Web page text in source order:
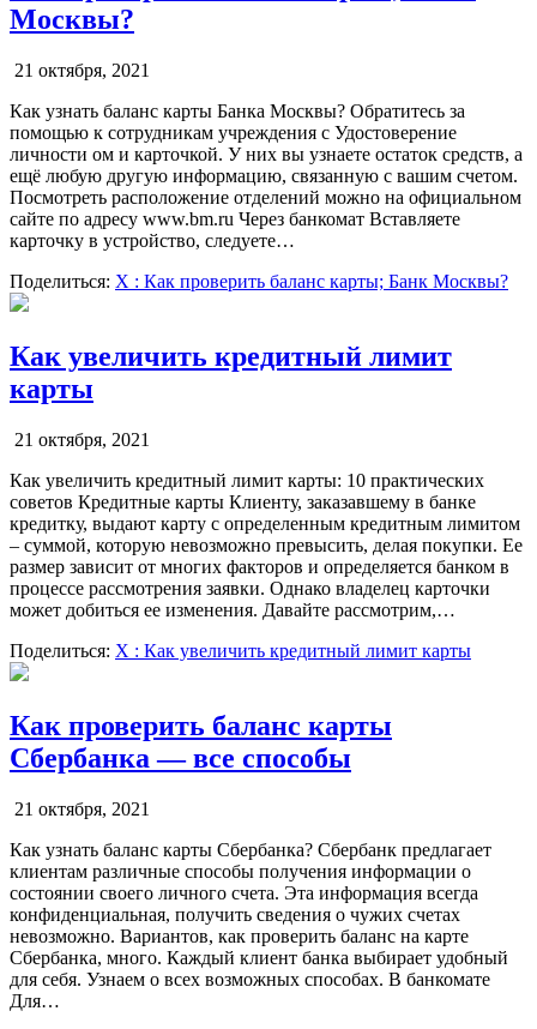
Москвы?
21 октября, 2021
Как узнать баланс карты Банка Москвы? Обратитесь за
помощью к сотрудникам учреждения с Удостоверение
личности ом и карточкой. У них вы узнаете остаток средств, а
ещё любую другую информацию, связанную с вашим счетом.
Посмотреть расположение отделений можно на официальном
сайте по адресу www.bm.ru Через банкомат Вставляете
карточку в устройство, следуете…
Поделиться: X : Как проверить баланс карты; Банк Москвы?
Как увеличить кредитный лимит
карты
21 октября, 2021
Как увеличить кредитный лимит карты: 10 практических
советов Кредитные карты Клиенту, заказавшему в банке
кредитку, выдают карту с определенным кредитным лимитом
– суммой, которую невозможно превысить, делая покупки. Ее
размер зависит от многих факторов и определяется банком в
процессе рассмотрения заявки. Однако владелец карточки
может добиться ее изменения. Давайте рассмотрим,…
Поделиться: X : Как увеличить кредитный лимит карты
Как проверить баланс карты
Сбербанка — все способы
21 октября, 2021
Как узнать баланс карты Сбербанка? Сбербанк предлагает
клиентам различные способы получения информации о
состоянии своего личного счета. Эта информация всегда
конфиденциальная, получить сведения о чужих счетах
невозможно. Вариантов, как проверить баланс на карте
Сбербанка, много. Каждый клиент банка выбирает удобный
для себя. Узнаем о всех возможных способах. В банкомате
Для…